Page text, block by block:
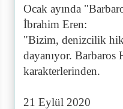
Ocak ayında
İbrahim Eren:
"Bizim, denizcilik
dayanıyor. Barbaros
karakterlerinden.
21 Eylül 2020